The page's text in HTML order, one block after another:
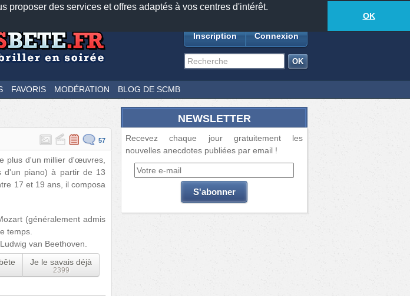
proposer des services et offres adaptés à vos centres d'intérêt.
OK
Newsletter Facebook
TwitterFeeds18881anecdotes-376lecteurs connectés
Inscription Connexion
FAVORIS MODÉRATION BLOG DE SCMB
57
plus d'un millier d'œuvres,
d'un piano) à partir de 13
17 et 19 ans, il composa
(généralement admis
temps.
van Beethoven.
Je le savais déjà
2399
NEWSLETTER
Recevez chaque jour gratuitement les
nouvelles anecdotes publiées par email !